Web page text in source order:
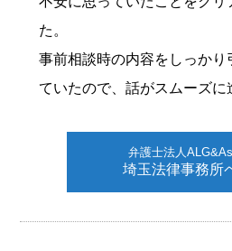
た。
事前相談時の内容をしっかり
ていたので、話がスムーズに
弁護士法人
埼玉法律事務所